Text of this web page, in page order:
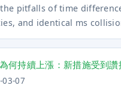
pitfalls of time
and identical ms
何持續上漲：新措施受到
03-07